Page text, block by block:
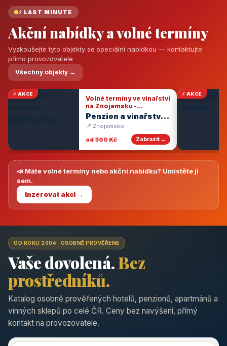
⚡ LAST MINUTE
Akční nabídky a volné termíny
Vyzkoušejte tyto objekty se speciální nabídkou — kontaktujte
přímo provozovatele
Všechny objekty →
⚡ AKCE
Volné termíny ve vinařství
na Znojemsku -
degustace vín
Penzion a vinařství
Dobrovolný
📍 Znojemsko
od 300 Kč
Zobrazit →
⚡ AKCE
📣 Máte volné termíny nebo akční nabídku? Umístěte ji
sem.
Inzerovat akci →
OD ROKU 2004 · OSOBNĚ PROVĚŘENÉ
Vaše dovolená.Bez
prostředníků.
Katalog osobně prověřených hotelů, penzionů, apartmánů a
vinných sklepů po celé ČR. Ceny bez navýšení, přímý
kontakt na provozovatele.